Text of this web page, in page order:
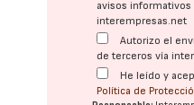
avisos
interempresas.net
Autorizo el
de terceros vía
He leído y
Política de